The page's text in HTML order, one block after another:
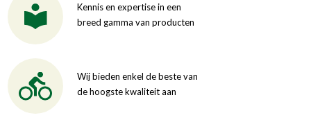
Kennis en expertise in een
breed gamma van producten
Wij bieden enkel de beste van
de hoogste kwaliteit aan